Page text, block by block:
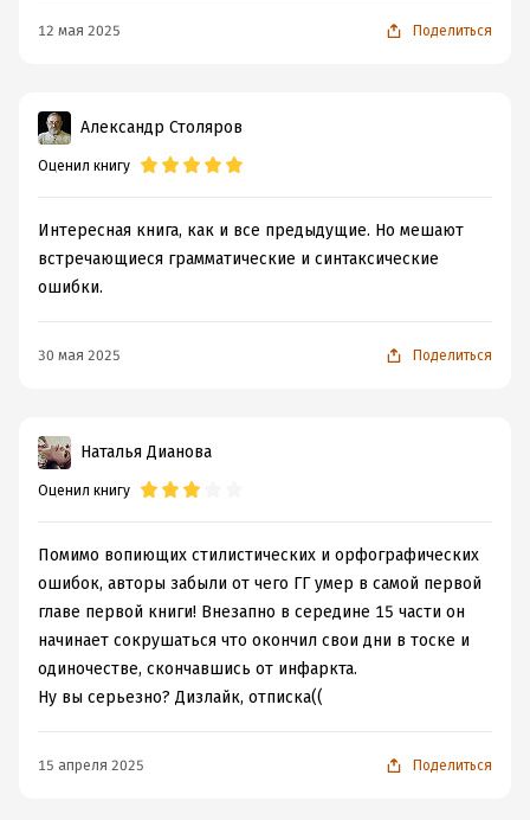
12 мая 2025 Поделиться
Александр Столяров
Оценил книгу
Интересная книга, как и все предыдущие. Но мешают
встречающиеся грамматические и синтаксические
ошибки.
30 мая 2025 Поделиться
Наталья Дианова
Оценил книгу
Помимо вопиющих стилистических и орфографических
ошибок, авторы забыли от чего ГГ умер в самой первой
главе первой книги! Внезапно в середине 15 части он
начинает сокрушаться что окончил свои дни в тоске и
одиночестве, скончавшись от инфаркта.
Ну вы серьезно? Дизлайк, отписка((
15 апреля 2025 Поделиться